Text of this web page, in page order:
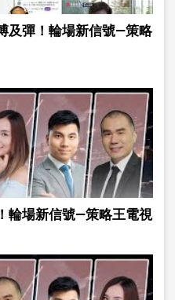
及彈！輪場新信號—策略
輪場新信號—策略王電視